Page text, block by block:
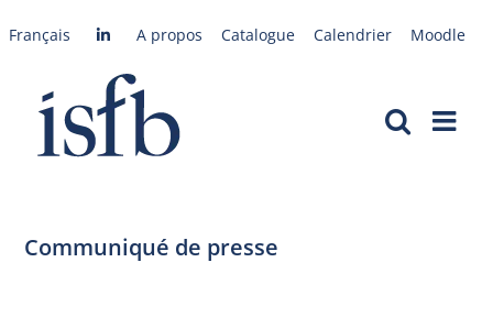
auFrançais A propos Catalogue Calendrier Moodle
Communiqué de presse